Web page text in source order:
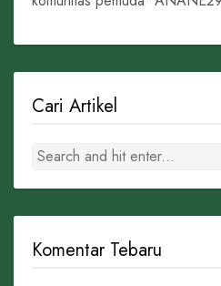
Cari Artikel
Komentar Tebaru